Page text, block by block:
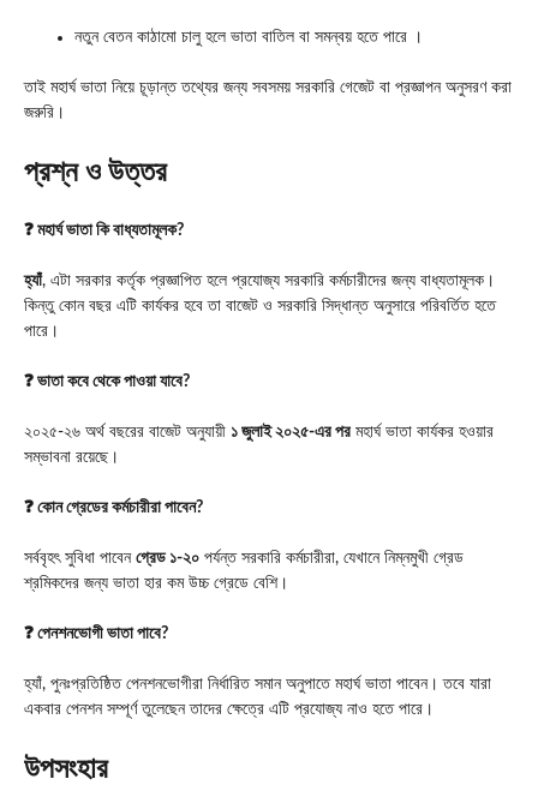
নতুন বেতন কাঠামো চালু হলে ভাতা বাতিল বা সমন্বয় হতে পারে ।
তাই মহার্ঘ ভাতা নিয়ে চূড়ান্ত তথ্যের জন্য সবসময় সরকারি গেজেট বা প্রজ্ঞাপন অনুসরণ করা
জরুরি।
প্রশ্ন ও উত্তর
❓ মহার্ঘ ভাতা কি বাধ্যতামূলক?
হ্যাঁ, এটা সরকার কর্তৃক প্রজ্ঞাপিত হলে প্রযোজ্য সরকারি কর্মচারীদের জন্য বাধ্যতামূলক।
কিন্তু কোন বছর এটি কার্যকর হবে তা বাজেট ও সরকারি সিদ্ধান্ত অনুসারে পরিবর্তিত হতে
পারে।
❓ ভাতা কবে থেকে পাওয়া যাবে?
২০২৫-২৬ অর্থ বছরের বাজেট অনুযায়ী ১ জুলাই ২০২৫-এর পর মহার্ঘ ভাতা কার্যকর হওয়ার
সম্ভাবনা রয়েছে।
❓ কোন গ্রেডের কর্মচারীরা পাবেন?
সর্ববৃহৎ সুবিধা পাবেন গ্রেড ১-২০ পর্যন্ত সরকারি কর্মচারীরা, যেখানে নিম্নমুখী গ্রেড
শ্রমিকদের জন্য ভাতা হার কম উচ্চ গ্রেডে বেশি।
❓ পেনশনভোগী ভাতা পাবে?
হ্যাঁ, পুনঃপ্রতিষ্ঠিত পেনশনভোগীরা নির্ধারিত সমান অনুপাতে মহার্ঘ ভাতা পাবেন। তবে যারা
একবার পেনশন সম্পূর্ণ তুলেছেন তাদের ক্ষেত্রে এটি প্রযোজ্য নাও হতে পারে।
উপসংহার